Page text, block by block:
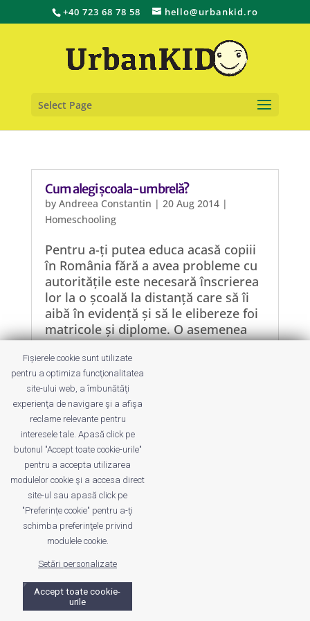
+40 723 68 78 58 hello@urbankid.ro
Select Page
Cum alegi școala-umbrelă?
by Andreea Constantin | 20 Aug 2014|
Homeschooling
Pentru a-ți putea educa acasă copiii
în România fără a avea probleme cu
autoritățile este necesară înscrierea
lor la o școală la distanță care să îi
aibă în evidență și să le elibereze foi
matricole și diplome. O asemenea
școală este numită în general școală-
umbrelă,...
Despre noi Publicitate
Privacy
© UrbanKID. Proiect dezvoltat de Dana și
Dragomirescu. Temă WordPress:
Fișierele cookie sunt utilizate
pentru a optimiza funcţionalitatea
site-ului web, a îmbunătăţi
experienţa de navigare şi a afişa
reclame relevante pentru
interesele tale. Apasă click pe
butonul "Accept toate cookie-urile"
pentru a accepta utilizarea
modulelor cookie şi a accesa direct
site-ul sau apasă click pe
"Preferințe cookie" pentru a-ţi
schimba preferinţele privind
modulele cookie.
Setări personalizate
Accept toate cookie-
urile